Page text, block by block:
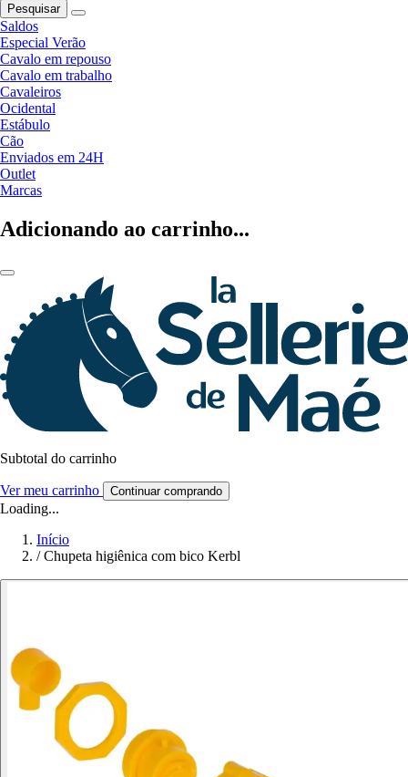
Pesquisar
Saldos
Especial Verão
Cavalo em repouso
Cavalo em trabalho
Cavaleiros
Ocidental
Estábulo
Cão
Enviados em 24H
Outlet
Marcas
Adicionando ao carrinho...
Subtotal do carrinho
Ver meu carrinho Continuar comprando
Loading...
Início
/ Chupeta higiênica com bico Kerbl